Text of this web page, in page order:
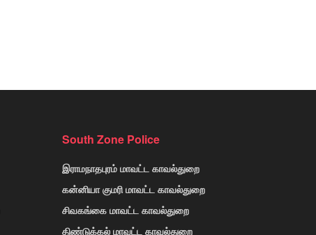
South Zone Police
இராமநாதபுரம் மாவட்ட காவல்துறை
கன்னியா குமரி மாவட்ட காவல்துறை
சிவகங்கை மாவட்ட காவல்துறை
திண்டுக்கல் மாவட்ட காவல்துறை